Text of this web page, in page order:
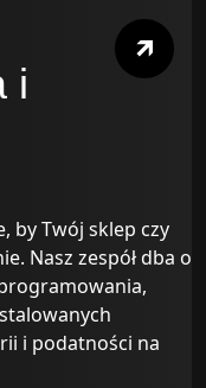
i
by Twój sklep czy
Nasz zespół dba o
i podatności na